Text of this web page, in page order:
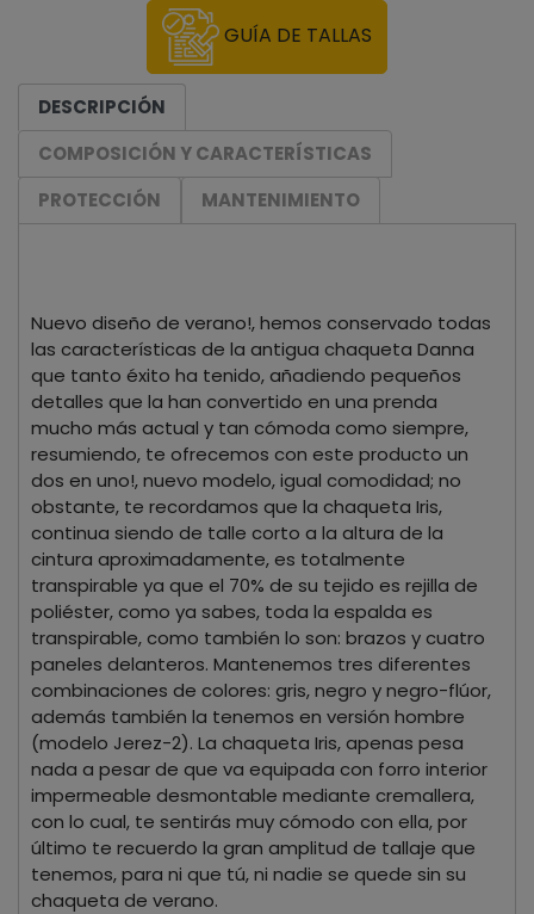
GUÍA DE TALLAS
DESCRIPCIÓN
COMPOSICIÓN Y CARACTERÍSTICAS
PROTECCIÓN
MANTENIMIENTO
Nuevo diseño de verano!, hemos conservado todas
las características de la antigua chaqueta Danna
que tanto éxito ha tenido, añadiendo pequeños
detalles que la han convertido en una prenda
mucho más actual y tan cómoda como siempre,
resumiendo, te ofrecemos con este producto un
dos en uno!, nuevo modelo, igual comodidad; no
obstante, te recordamos que la chaqueta Iris,
continua siendo de talle corto a la altura de la
cintura aproximadamente, es totalmente
transpirable ya que el 70% de su tejido es rejilla de
poliéster, como ya sabes, toda la espalda es
transpirable, como también lo son: brazos y cuatro
paneles delanteros. Mantenemos tres diferentes
combinaciones de colores: gris, negro y negro-flúor,
además también la tenemos en versión hombre
(modelo Jerez-2). La chaqueta Iris, apenas pesa
nada a pesar de que va equipada con forro interior
impermeable desmontable mediante cremallera,
con lo cual, te sentirás muy cómodo con ella, por
último te recuerdo la gran amplitud de tallaje que
tenemos, para ni que tú, ni nadie se quede sin su
chaqueta de verano.